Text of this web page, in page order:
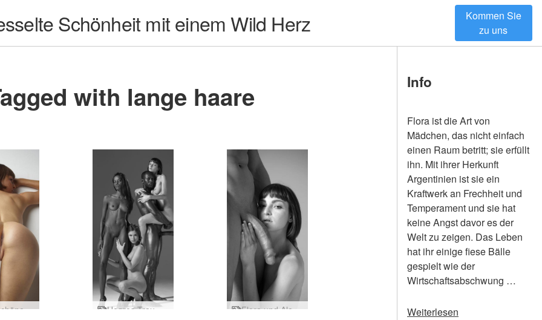
Schönheit mit einem Wild Herz
Kommen Sie
zu uns
with lange haare
Flora Schöne Pobacken Hegres Traumwelt Flora und Alex: Tom of Finland Tribut Teil zwei
Info
Flora ist die Art von
Mädchen, das nicht einfach
einen Raum betritt; sie erfüllt
ihn. Mit ihrer Herkunft
Argentinien ist sie ein
Kraftwerk an Frechheit und
Temperament und sie hat
keine Angst davor es der
Welt zu zeigen. Das Leben
hat ihr einige fiese Bälle
gespielt wie der
Wirtschaftsabschwung …
Weiterlesen